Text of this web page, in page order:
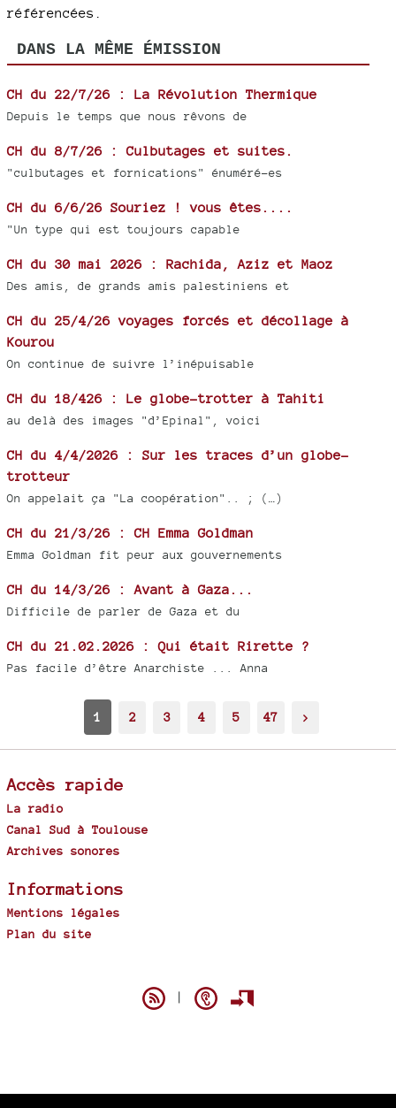
référencées.
DANS LA MÊME ÉMISSION
CH du 22/7/26 : La Révolution Thermique
Depuis le temps que nous rêvons de
CH du 8/7/26 : Culbutages et suites.
"culbutages et fornications" énuméré-es
CH du 6/6/26 Souriez ! vous êtes....
"Un type qui est toujours capable
CH du 30 mai 2026 : Rachida, Aziz et Maoz
Des amis, de grands amis palestiniens et
CH du 25/4/26 voyages forcés et décollage à
Kourou
On continue de suivre l’inépuisable
CH du 18/426 : Le globe-trotter à Tahiti
au delà des images "d’Epinal", voici
CH du 4/4/2026 : Sur les traces d’un globe-
trotteur
On appelait ça "La coopération".. ; (…)
CH du 21/3/26 : CH Emma Goldman
Emma Goldman fit peur aux gouvernements
CH du 14/3/26 : Avant à Gaza...
Difficile de parler de Gaza et du
CH du 21.02.2026 : Qui était Rirette ?
Pas facile d’être Anarchiste ... Anna
1 2 3 4 5 47 >
Accès rapide
La radio
Canal Sud à Toulouse
Archives sonores
Informations
Mentions légales
Plan du site
|